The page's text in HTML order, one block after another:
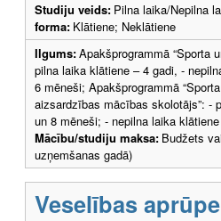
Studiju veids: Pilna laika/Nepilna
forma: Klātiene; Neklātiene
Ilgums:Apakšprogrammā “Sporta
pilna laika klātiene – 4 gadi, -
6 mēneši; Apakšprogrammā
aizsardzības mācības skolotājs”: -
un 8 mēneši; - nepilna laika
Mācību/studiju maksa: Budžets
uzņemšanas gadā)
Veselības